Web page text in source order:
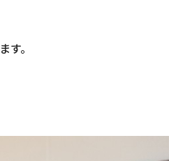
。